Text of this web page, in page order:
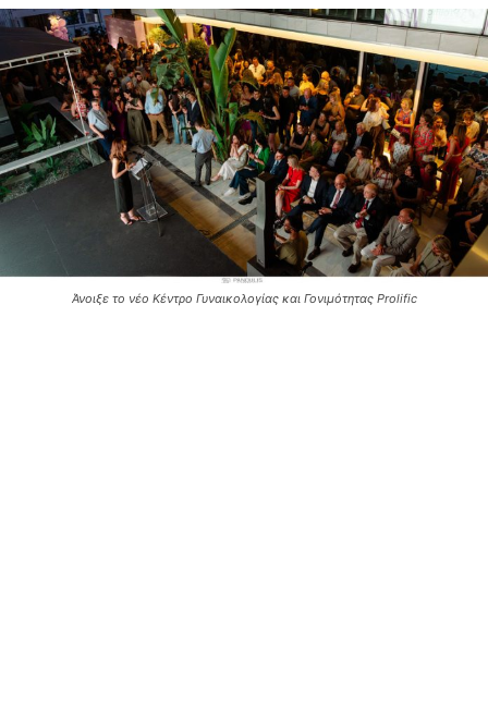
Άνοιξε το νέο Κέντρο Γυναικολογίας και Γονιμότητας Prolific